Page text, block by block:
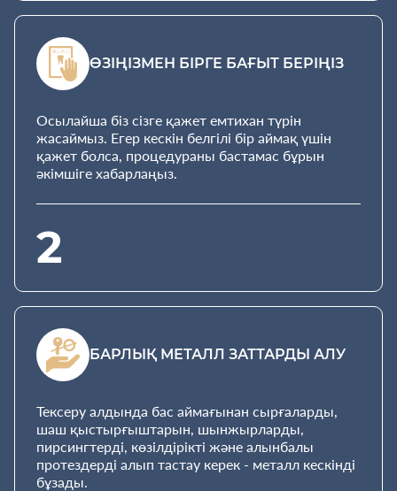
ӨЗІҢІЗМЕН БІРГЕ БАҒЫТ БЕРІҢІЗ
Осылайша біз сізге қажет емтихан түрін
жасаймыз. Егер кескін белгілі бір аймақ үшін
қажет болса, процедураны бастамас бұрын
әкімшіге хабарлаңыз.
2
БАРЛЫҚ МЕТАЛЛ ЗАТТАРДЫ АЛУ
Тексеру алдында бас аймағынан сырғаларды,
шаш қыстырғыштарын, шынжырларды,
пирсингтерді, көзілдірікті және алынбалы
протездерді алып тастау керек - металл кескінді
бұзады.